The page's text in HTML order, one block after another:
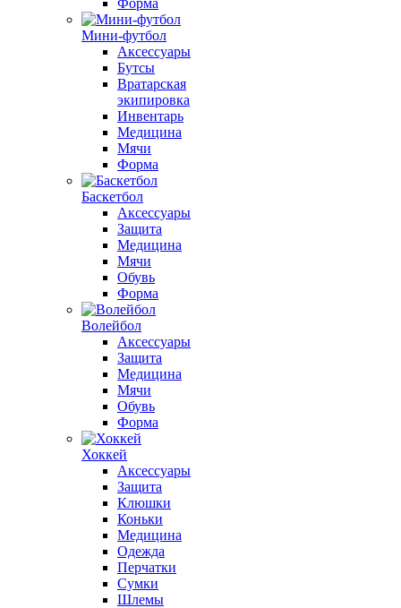
Форма
Мини-футбол
Аксессуары
Бутсы
Вратарская
экипировка
Инвентарь
Медицина
Мячи
Форма
Баскетбол
Аксессуары
Защита
Медицина
Мячи
Обувь
Форма
Волейбол
Аксессуары
Защита
Медицина
Мячи
Обувь
Форма
Хоккей
Аксессуары
Защита
Клюшки
Коньки
Медицина
Одежда
Перчатки
Сумки
Шлемы